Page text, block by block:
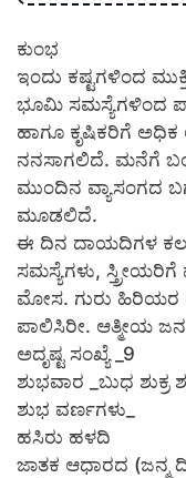
ಕುಂಭ
ಇಂದು ಕಷ್ಟಗಳಿಂದ
ಭೂಮಿ ಸಮಸ್ಯೆಗಳಿಂದ
ಹಾಗೂ ಕೃಷಿಕರಿಗೆ
ನನಸಾಗಲಿದೆ. ಮನೆಗೆ
ಮುಂದಿನ ವ್ಯಾಸಂಗದ
ಮೂಡಲಿದೆ.
ಈ ದಿನ ದಾಯದಿಗಳ
ಸಮಸ್ಯೆಗಳು,
ಮೋಸ. ಗುರು ಹಿರಿಯರ
ಪಾಲಿಸಿರೀ. ಆತ್ಮೀಯ
ಅದೃಷ್ಟ ಸಂಖ್ಯೆ _9
ಶುಭವಾರ _ಬುಧ ಶುಕ್ರ
ಶುಭ ವರ್ಣಗಳು_
ಹಸಿರು ಹಳದಿ
ಜಾತಕ ಆಧಾರದ (ಜನ್ಮ